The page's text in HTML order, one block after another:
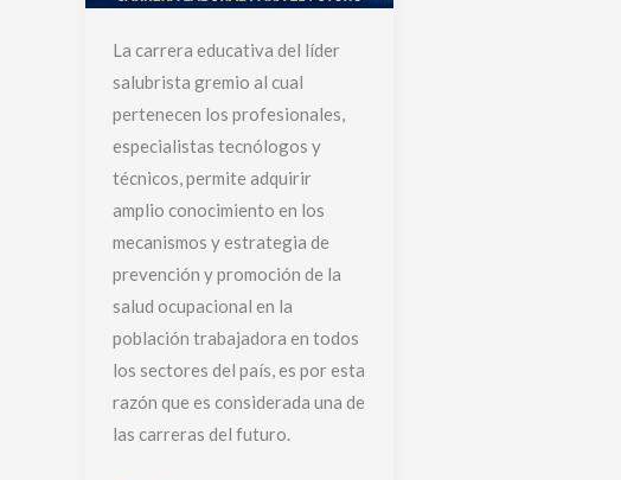
La carrera educativa del líder
salubrista gremio al cual
pertenecen los profesionales,
especialistas tecnólogos y
técnicos, permite adquirir
amplio conocimiento en los
mecanismos y estrategia de
prevención y promoción de la
salud ocupacional en la
población trabajadora en todos
los sectores del país, es por esta
razón que es considerada una de
las carreras del futuro.